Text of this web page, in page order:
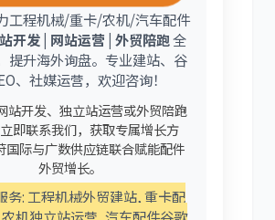
程机械/重卡/农机/汽车配件
开发 | 网站运营 | 外贸陪跑全
提升海外询盘。专业建站、谷
、社媒运营，欢迎咨询！
站开发、独立站运营或外贸陪跑
即联系我们，获取专属增长方
国际与广数供应链联合赋能配件
外贸增长。
务: 工程机械外贸建站, 重卡配